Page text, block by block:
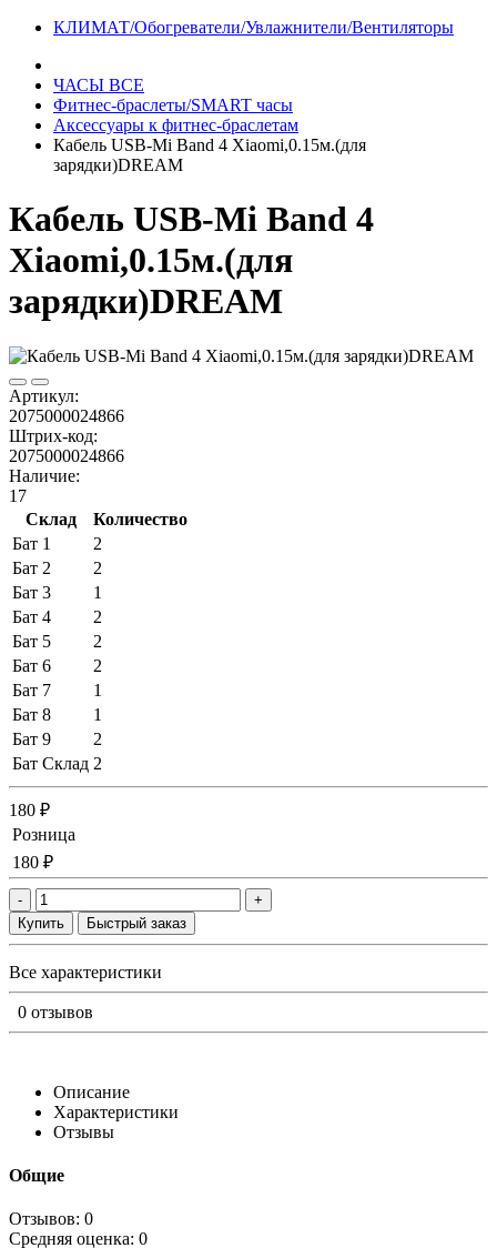
КЛИМАТ/Обогреватели/Увлажнители/Вентиляторы
ЧАСЫ ВСЕ
Фитнес-браслеты/SMART часы
Аксессуары к фитнес-браслетам
Кабель USB-Mi Band 4 Xiaomi,0.15м.(для
зарядки)DREAM
Кабель USB-Mi Band 4
Xiaomi,0.15м.(для
зарядки)DREAM
Артикул:
2075000024866
Штрих-код:
2075000024866
Наличие:
17
Склад
Количество
Бат 1
2
Бат 2
2
Бат 3
1
Бат 4
2
Бат 5
2
Бат 6
2
Бат 7
1
Бат 8
1
Бат 9
2
Бат Склад 2
180 ₽
Розница
180 ₽
-
+
Купить
Быстрый заказ
Все характеристики
0 отзывов
Описание
Характеристики
Отзывы
Общие
Отзывов: 0
Средняя оценка: 0